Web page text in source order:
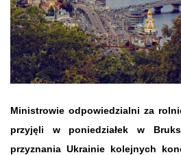
Ministrowie odpowiedzialni za
przyjęli w poniedziałek w
przyznania Ukrainie kolejnych